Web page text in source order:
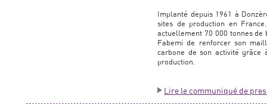
Implanté depuis 1961 à
sites de production en
actuellement 70 000 tonnes
Fabemi de renforcer son
carbone de son activité
production.
Lire le communiqué de